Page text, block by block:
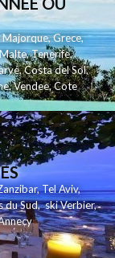
Majorque,Grece,
Malte,Tenerife,
,Costa del Sol,
,Vendee,Cote
,Tel Aviv,
du Sud,ski Verbier,